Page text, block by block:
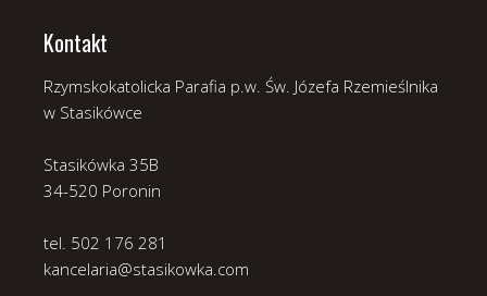
Kontakt
Rzymskokatolicka Parafia p.w. Św. Józefa Rzemieślnika
w Stasikówce
Stasikówka 35B
34-520 Poronin
tel. 502 176 281
kancelaria@stasikowka.com